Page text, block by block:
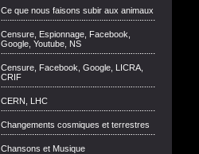
Ce que nous faisons subir aux animaux
Censure, Espionnage, Facebook,
Google, Youtube, NS
Censure, Facebook, Google, LICRA,
CRIF
CERN, LHC
Changements cosmiques et terrestres
Chansons et Musique